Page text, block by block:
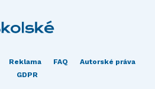
Reklama FAQ
Autorské práva
GDPR